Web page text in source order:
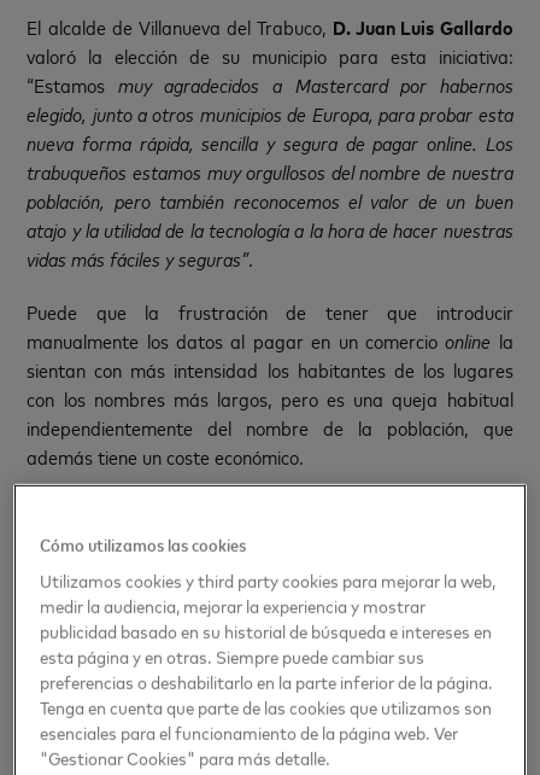
El alcalde de Villanueva del Trabuco, D. Juan Luis Gallardo
valoró la elección de su municipio para esta iniciativa:
“Estamos muy agradecidos a Mastercard por habernos
elegido, junto a otros municipios de Europa, para probar esta
nueva forma rápida, sencilla y segura de pagar online. Los
trabuqueños estamos muy orgullosos del nombre de nuestra
población, pero también reconocemos el valor de un buen
atajo y la utilidad de la tecnología a la hora de hacer nuestras
vidas más fáciles y seguras”.
Puede que la frustración de tener que introducir
manualmente los datos al pagar en un comercioonline la
sientan con más intensidad los habitantes de los lugares
con los nombres más largos, pero es una queja habitual
independientemente del nombre de la población, que
además tiene un coste económico.
innovadora para hacer frente a este problema. Click to Pay
es una forma más rápida, sencilla y segura de pagar en
Internet, que muchos comparan con la implantación de los
pagoscontactlessque revolucionaron las transacciones en
las tiendas físicas hace más de una década. La solución
permite a los compradores pagar con un clic, sin necesidad
de compartir largos números de tarjeta con los comercios
online.
Cómo utilizamos las cookies
Utilizamos cookies y third party cookies para mejorar la web,
medir la audiencia, mejorar la experiencia y mostrar
publicidad basado en su historial de búsqueda e intereses en
esta página y en otras. Siempre puede cambiar sus
preferencias o deshabilitarlo en la parte inferior de la página.
Tenga en cuenta que parte de las cookies que utilizamos son
esenciales para el funcionamiento de la página web. Ver
"Gestionar Cookies" para más detalle.